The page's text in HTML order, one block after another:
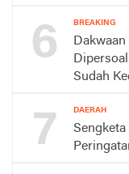
6 BREAKING
Sudah
7 DAERAH